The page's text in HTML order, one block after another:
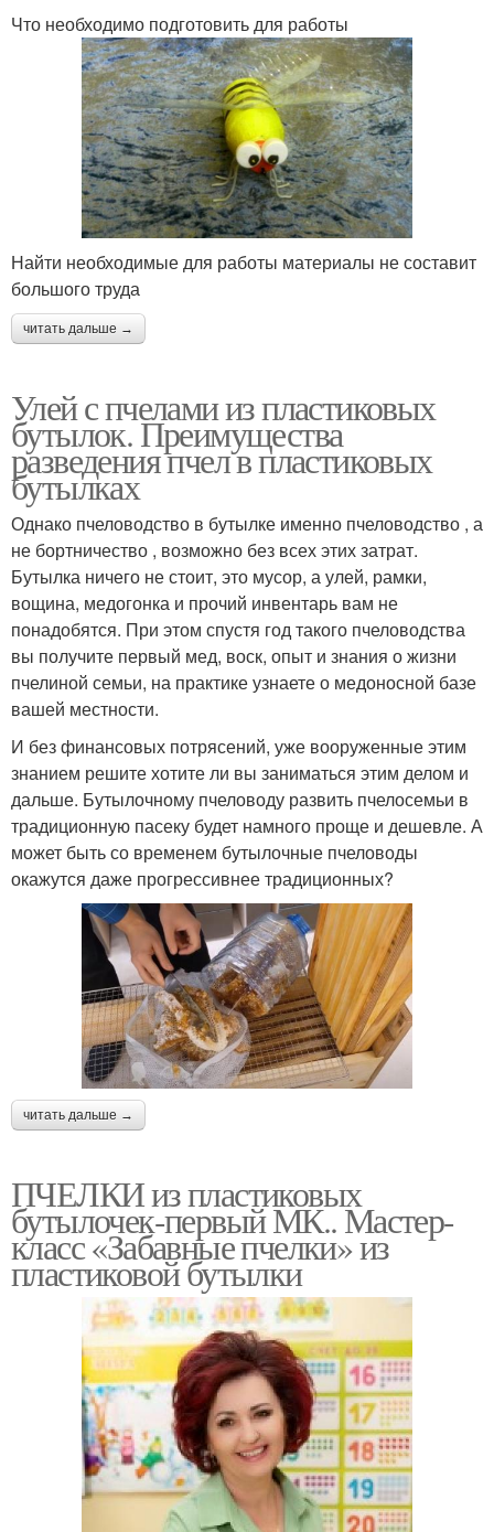
Что необходимо подготовить для работы
Найти необходимые для работы материалы не составит
большого труда
читать дальше →
Улей с пчелами из пластиковых
бутылок. Преимущества
разведения пчел в пластиковых
бутылках
Однако пчеловодство в бутылке именно пчеловодство , а
не бортничество , возможно без всех этих затрат.
Бутылка ничего не стоит, это мусор, а улей, рамки,
вощина, медогонка и прочий инвентарь вам не
понадобятся. При этом спустя год такого пчеловодства
вы получите первый мед, воск, опыт и знания о жизни
пчелиной семьи, на практике узнаете о медоносной базе
вашей местности.
И без финансовых потрясений, уже вооруженные этим
знанием решите хотите ли вы заниматься этим делом и
дальше. Бутылочному пчеловоду развить пчелосемьи в
традиционную пасеку будет намного проще и дешевле. А
может быть со временем бутылочные пчеловоды
окажутся даже прогрессивнее традиционных?
читать дальше →
ПЧЕЛКИ из пластиковых
бутылочек-первый МК.. Мастер-
класс «Забавные пчелки» из
пластиковой бутылки